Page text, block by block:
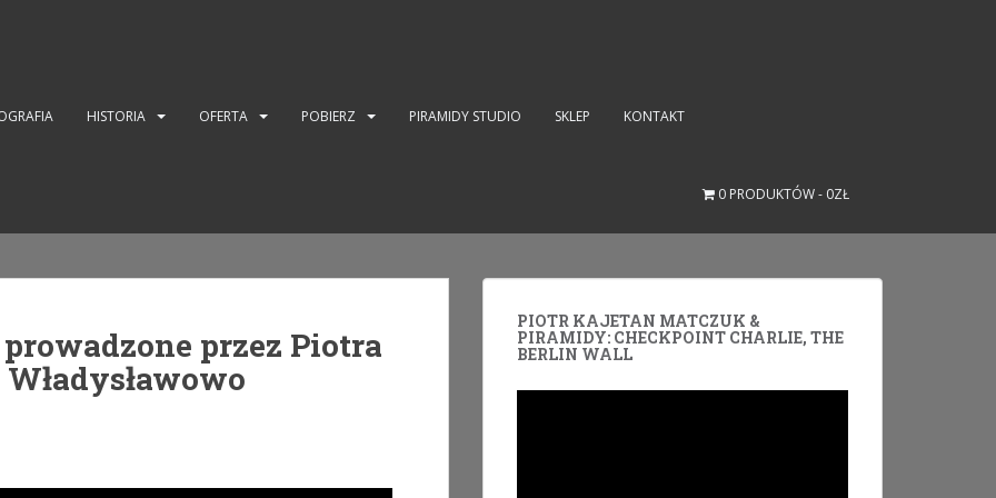
HISTORIA OFERTA POBIERZ PIRAMIDY STUDIO SKLEP KONTAKT
0 PRODUKTÓW 0ZŁ
przez Piotra
PIOTR KAJETAN MATCZUK &
PIRAMIDY: CHECKPOINT CHARLIE, THE
BERLIN WALL